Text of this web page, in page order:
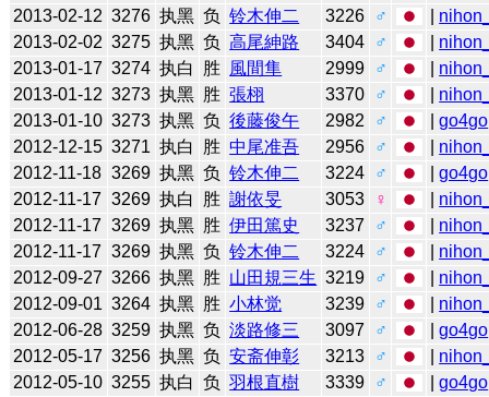
2013-02-12 3276 执黑 负 铃木伸二 3226 ♂
2013-02-02 3275 执黑 负 高尾紳路 3404 ♂
2013-01-17 3274 执白 胜 風間隼 2999 ♂
2013-01-12 3273 执黑 胜 張栩 3370 ♂
2013-01-10 3273 执黑 负 後藤俊午 2982 ♂ |go4go
2012-12-15 3271 执白 胜 中尾准吾 2956 ♂
2012-11-18 3269 执黑 负 铃木伸二 3224 ♂ |go4go
2012-11-17 3269 执白 胜 謝依旻 3053 ♀
2012-11-17 3269 执黑 胜 伊田篤史 3237 ♂
2012-11-17 3269 执黑 负 铃木伸二 3224 ♂
2012-09-27 3266 执黑 胜 山田規三生 3219 ♂
2012-09-01 3264 执黑 胜 小林觉 3239 ♂
2012-06-28 3259 执黑 负 淡路修三 3097 ♂ |go4go
2012-05-17 3256 执黑 负 安斋伸彰 3213 ♂
2012-05-10 3255 执白 负 羽根直樹 3339 ♂ |go4go